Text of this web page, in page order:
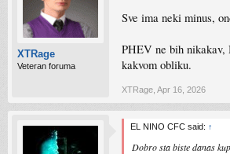
XTRage
Veteran foruma
Sve ima neki minus,
PHEV ne bih nikakav,
kakvom obliku.
XTRage Apr 16, 2026
EL NINO CFC said: ↑
Dobro sta biste danas